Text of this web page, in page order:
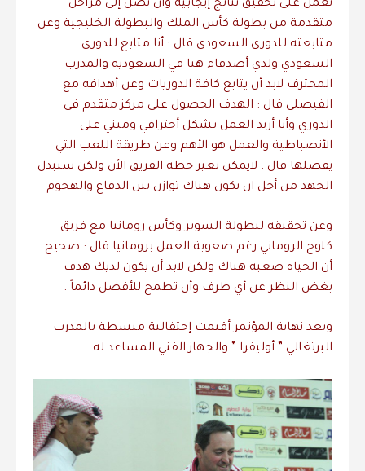
نعمل على تحقيق نتائج إيجابية وأن نصل إلى مراحل
متقدمة من بطولة كأس الملك والبطولة الخليجية وعن
متابعته للدوري السعودي قال : أنا متابع للدوري
السعودي ولدي أصدقاء هنا في السعودية والمدرب
المحترف لابد أن يتابع كافة الدوريات وعن أهدافه مع
الفيصلي قال : الهدف الحصول على مركز متقدم في
الدوري وأنا أريد العمل بشكل أحترافي ومبني على
الأنضباطية والعمل هو الأهم وعن طريقة اللعب التي
يفضلها قال : لايمكن تغير خطة الفريق الأن ولكن سنبذل
الجهد من أجل ان يكون هناك توازن بين الدفاع والهجوم
وعن تحقيقه لبطولة السوبر وكأس رومانيا مع فريق
كلوج الروماني رغم صعوبة العمل برومانيا قال : صحيح
أن الحياة صعبة هناك ولكن لابد أن يكون لديك هدف
بغض النظر عن أي ظرف وأن تطمح للأفضل دائماً .
وبعد نهاية المؤتمر أقيمت إحتفالية مبسطة بالمدرب
البرتغالي ” أوليفرا ” والجهاز الفني المساعد له .